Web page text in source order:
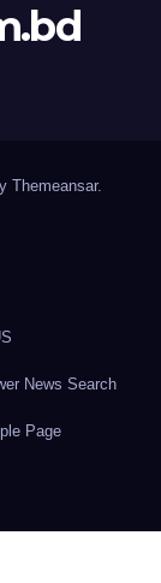
Themeansar.
News Search
Page